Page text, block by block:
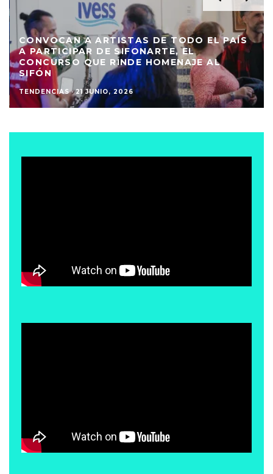
CONVOCAN A ARTISTAS DE TODO EL PAÍS
A PARTICIPAR DE SIFONARTE, EL
CONCURSO QUE RINDE HOMENAJE AL
SIFÓN
TENDENCIAS · 21 JUNIO, 2026